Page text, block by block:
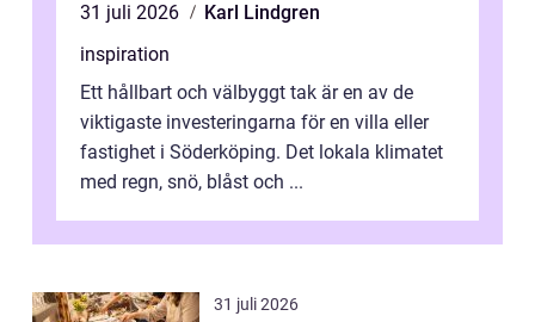
31 juli 2026
Karl Lindgren
inspiration
Ett hållbart och välbyggt tak är en av de
viktigaste investeringarna för en villa eller
fastighet i Söderköping. Det lokala klimatet
med regn, snö, blåst och ...
31 juli 2026